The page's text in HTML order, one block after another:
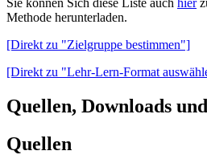
Sie können Sich diese Liste auch hier
Methode herunterladen.
[Direkt zu "Zielgruppe bestimmen"]
[Direkt zu "Lehr-Lern-Format
Quellen, Downloads
Quellen